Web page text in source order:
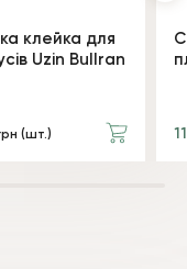
клейка для
Uzin Bullran
(шт.)